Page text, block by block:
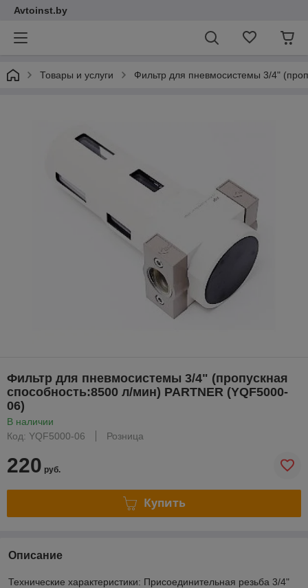
Avtoinst.by
Товары и услуги Фильтр для пневмосистемы 3/4"
Фильтр для пневмосистемы 3/4" (пропускная
способность:8500 л/мин) PARTNER (YQF5000-
06)
В наличии
Код: YQF5000-06
Розница
220 руб.
Купить
Описание
Технические характеристики: Присоединительная резьба 3/4"